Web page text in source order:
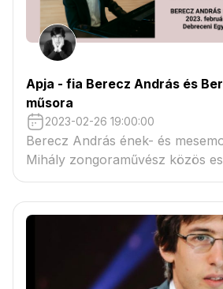
Apja - fia Berecz András és
műsora
2023-02-26 19:00:00
Berecz András ének- és
Mihály zongoraművész közös